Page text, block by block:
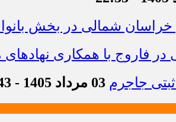
خراسان شمالی در بخش
فاروج با همکاری
03 مرداد 1405 - 1:43